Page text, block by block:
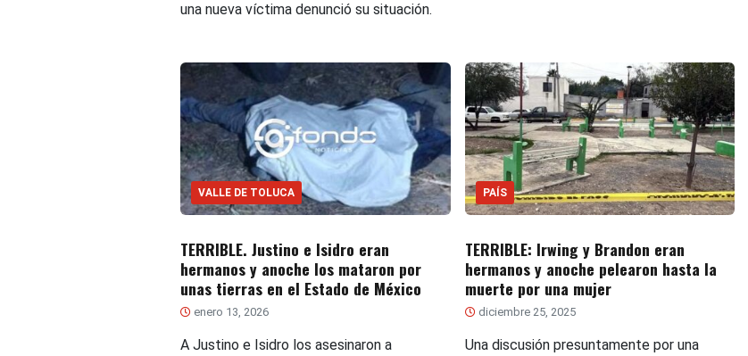
una nueva víctima denunció su situación.
VALLE DE TOLUCA
TERRIBLE. Justino e Isidro eran
hermanos y anoche los mataron por
unas tierras en el Estado de México
enero 13, 2026
A Justino e Isidro los asesinaron a
PAÍS
TERRIBLE: Irwing y Brandon eran
hermanos y anoche pelearon hasta la
muerte por una mujer
diciembre 25, 2025
Una discusión presuntamente por una